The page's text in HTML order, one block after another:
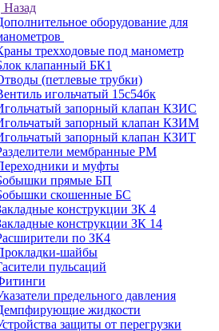
Назад
оборудование для
трехходовые под манометр
клапанный БК1
(петлевые трубки)
игольчатый 15с54бк
запорный клапан КЗИС
запорный клапан КЗИМ
запорный клапан КЗИТ
мембранные РМ
и муфты
прямые БП
скошенные БС
конструкции ЗК 4
конструкции ЗК 14
по ЗК4
шайбы
пульсаций
предельного давления
жидкости
защиты от перегрузки